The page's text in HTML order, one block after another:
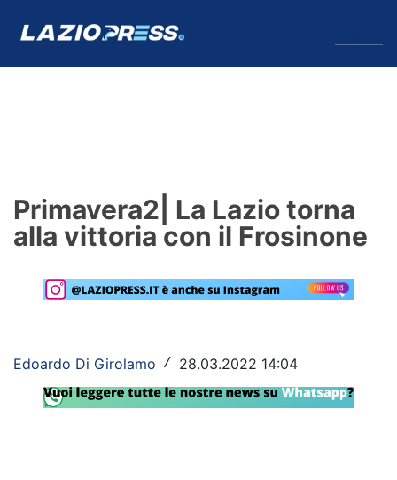
Formello
Primavera
Lazio Women
Primavera2| La Lazio torna
alla vittoria con il Frosinone
Edoardo Di Girolamo / 28.03.2022 14:04